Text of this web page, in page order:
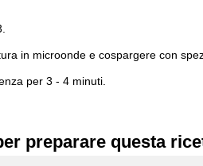
in microonde e cospargere con
per 3 - 4 minuti.
preparare questa